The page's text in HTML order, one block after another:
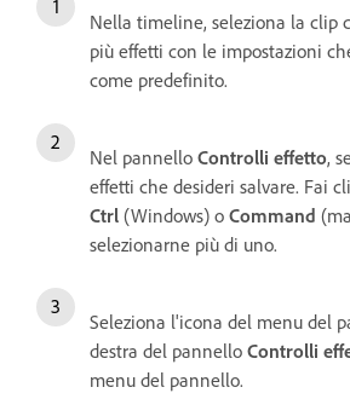
Nella timeline, seleziona la clip
più effetti con le impostazioni
come predefinito.
Nel pannello Controlli effetto,
effetti che desideri salvare. Fai
Ctrl (Windows) o Command
selezionarne più di uno.
Seleziona l'icona del menu del
destra del pannello Controlli
menu del pannello.